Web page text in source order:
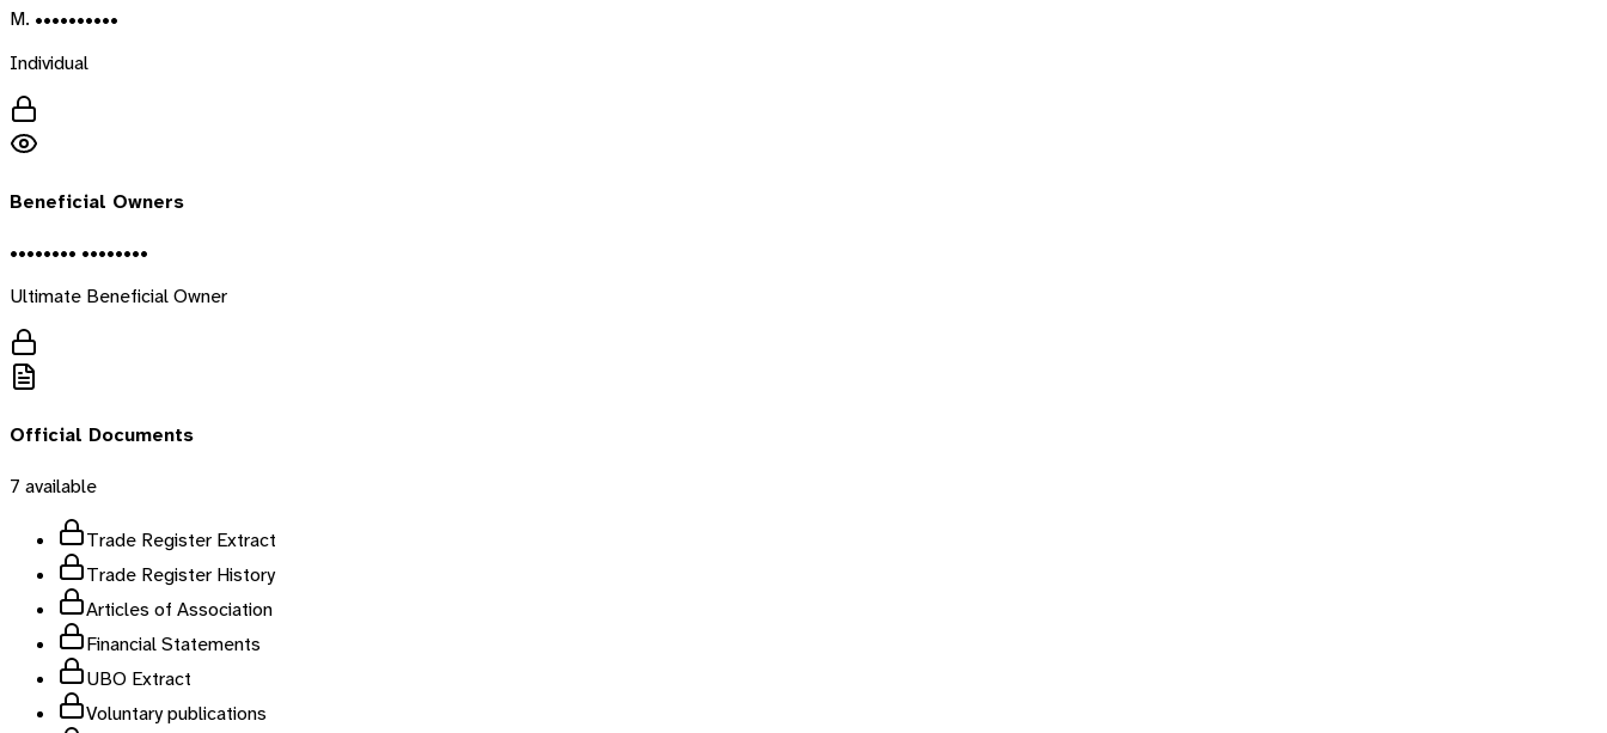
M. ••••••••••
Individual
Beneficial Owners
•••••••• ••••••••
Ultimate Beneficial Owner
Official Documents
7 available
Trade Register Extract
Trade Register History
Articles of Association
Financial Statements
UBO Extract
Voluntary publications